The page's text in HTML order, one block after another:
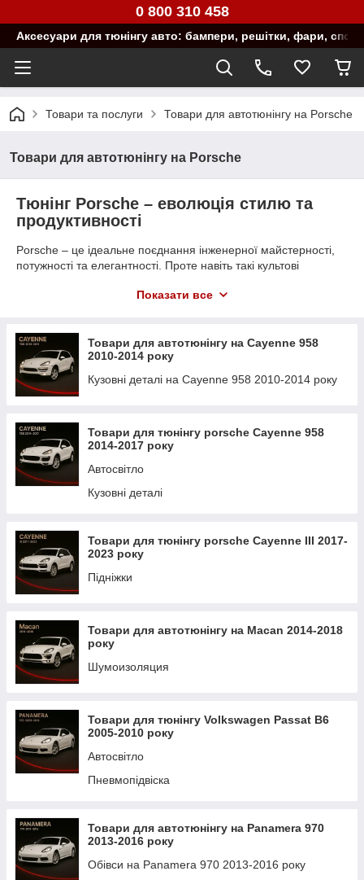
0 800 310 458
Аксесуари для тюнінгу авто: бампери, решітки, фари,
Товари та послуги Товари для автотюнінгу на Porsche
Товари для автотюнінгу на Porsche
Тюнінг Porsche – еволюція стилю та
продуктивності
Porsche – це ідеальне поєднання інженерної майстерності,
потужності та елегантності. Проте навіть такі культові
ви знайдете преміальні аксесуари для
Показати все
Товари для автотюнінгу на Cayenne 958
2010-2014 року
Кузовні деталі на Cayenne 958 2010-2014 року
Товари для тюнінгу porsche Cayenne 958
2014-2017 року
Автосвітло
Кузовні деталі
Товари для тюнінгу porsche Cayenne III 2017-
2023 року
Підніжки
Товари для автотюнінгу на Macan 2014-2018
року
Шумоизоляция
Товари для тюнінгу Volkswagen Passat B6
2005-2010 року
Автосвітло
Пневмопідвіска
Товари для автотюнінгу на Panamera 970
2013-2016 року
Обівси на Panamera 970 2013-2016 року